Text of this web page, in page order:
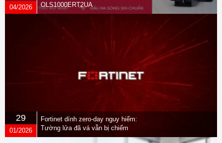
04/2026
OLS1000ERT2UA
29
01/2026
Fortinet dính zero-day nguy hiểm:
Tường lửa đã vá vẫn bị chiếm
quyền